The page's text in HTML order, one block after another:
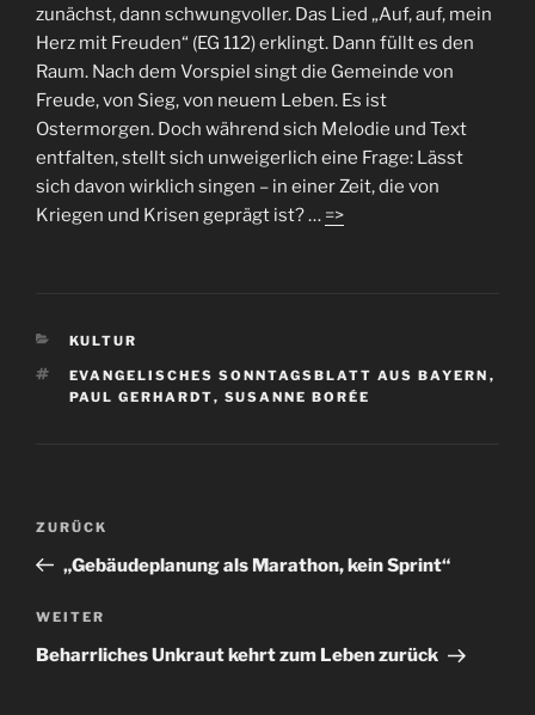
zunächst, dann schwungvoller. Das Lied „Auf, auf, mein
Herz mit Freuden“ (EG 112) erklingt. Dann füllt es den
Raum. Nach dem Vorspiel singt die Gemeinde von
Freude, von Sieg, von neuem Leben. Es ist
Ostermorgen. Doch während sich Melodie und Text
entfalten, stellt sich unweigerlich eine Frage: Lässt
sich davon wirklich singen – in einer Zeit, die von
Kriegen und Krisen geprägt ist? … =>
KATEGORIEN
KULTUR
SCHLAGWÖRTER
EVANGELISCHES SONNTAGSBLATT AUS BAYERN ,
PAUL GERHARDT, SUSANNE BORÉE
Beitragsnavigation
Vorheriger
Beitrag
ZURÜCK
„Gebäudeplanung als Marathon, kein Sprint“
Nächster
Beitrag
WEITER
Beharrliches Unkraut kehrt zum Leben zurück